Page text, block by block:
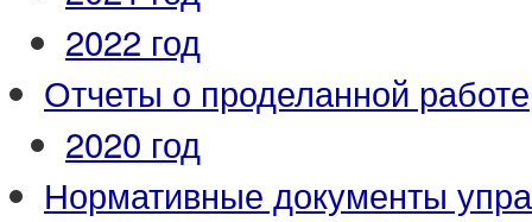
2022 год
Отчеты о проделанной работе
2020 год
Нормативные документы